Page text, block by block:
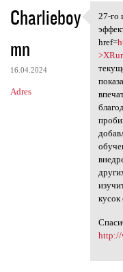
Charlieboy
mn
16.04.2024
Adres
27-
27-го
href=
кусок
http://